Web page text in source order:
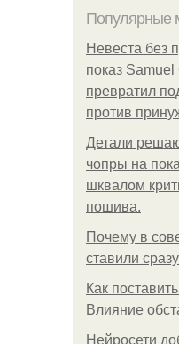
Популярные
Невеста без
показ
превратил
против
Детали
чопры на
шквалом
пошива.
Почему в
ставили
Как
Влияние
Нейросети